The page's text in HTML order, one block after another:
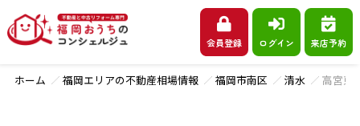
会員登録 ログイン 来店予約
ホーム 福岡エリアの不動産相場情報 福岡市南区 清水 高宮東